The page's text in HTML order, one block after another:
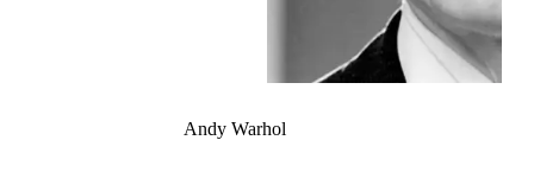
Andy Warhol